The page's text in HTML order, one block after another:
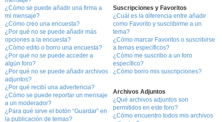
¿Cómo se puede añadir una firma a
mi mensaje?
¿Cómo creo una encuesta?
¿Por qué no se puede añadir más
opciones a la encuesta?
¿Cómo edito o borro una encuesta?
¿Por qué no se puede acceder a
algún foro?
¿Por qué no se puede añadir archivos
adjuntos?
¿Por qué recibí una advertencia?
¿Cómo se puede reportar un mensaje
a un moderador?
¿Para qué sirve el botón “Guardar” en
la publicación de temas?
Suscripciones y Favoritos
¿Cuál es la diferencia entre añadir
como Favorito y suscribirme a un
tema?
¿Cómo marcar Favoritos o suscribirse
a temas específicos?
¿Cómo me suscribo a un foro
específico?
¿Cómo borro mis suscripciones?
Archivos Adjuntos
¿Qué archivos adjuntos son
permitidos en este foro?
¿Cómo encuentro todos mis archivos